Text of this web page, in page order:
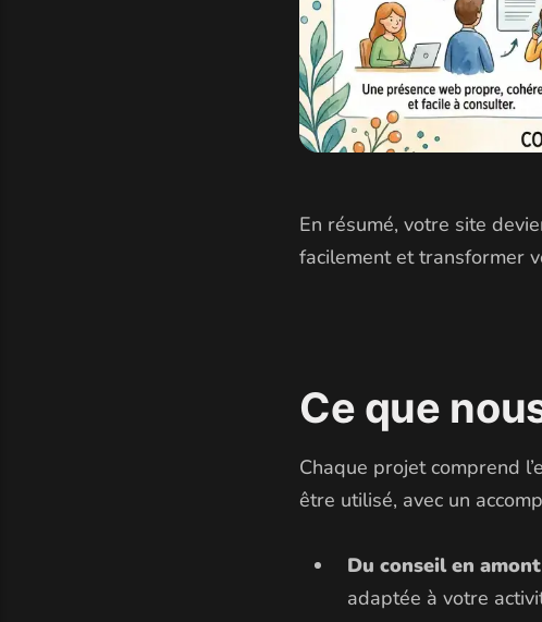
En résumé, votre site
facilement et transformer
Ce que
Chaque projet comprend
être utilisé, avec un
Du conseil en amont
adaptée à votre